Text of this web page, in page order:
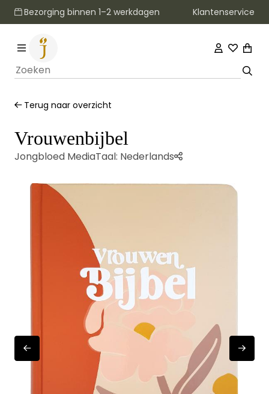
Bezorging binnen 1–2 werkdagen Klantenservice
Terug naar overzicht
Vrouwenbijbel
Jongbloed MediaTaal: Nederlands